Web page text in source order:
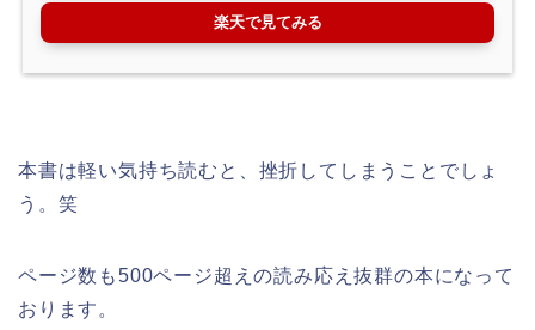
楽天で見てみる
本書は軽い気持ち読むと、挫折してしまうことでしょ
う。笑
ページ数も500ページ超えの読み応え抜群の本になって
おります。